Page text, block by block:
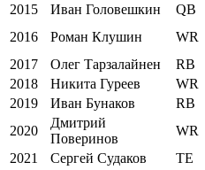
2015
Иван Головешкин QB
2016
Роман Клушин WR
2017
Олег Тарзалайнен RB
2018
Никита Гуреев WR
2019
Иван Бунаков RB
2020
Дмитрий
Поверинов
WR
2021
Сергей Судаков TE